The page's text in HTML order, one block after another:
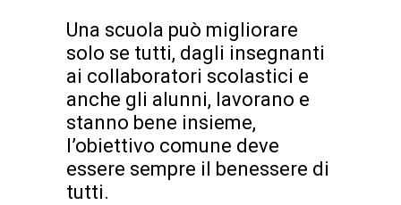
Una scuola può migliorare
solo se tutti, dagli insegnanti
ai collaboratori scolastici e
anche gli alunni, lavorano e
stanno bene insieme,
l’obiettivo comune deve
essere sempre il benessere di
tutti.